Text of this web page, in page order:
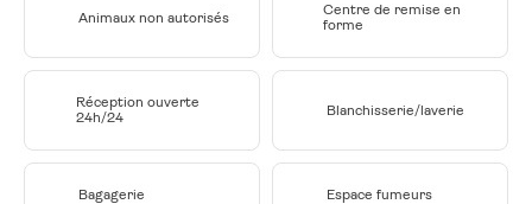
Animaux non autorisés
Centre de remise en
forme
Réception ouverte
24h/24
Blanchisserie/laverie
Bagagerie Espace fumeurs